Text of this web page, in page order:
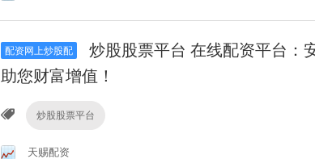
配资网上炒股配
炒股股票平台 在线配资平台：
助您财富增值！
炒股股票平台
天赐配资